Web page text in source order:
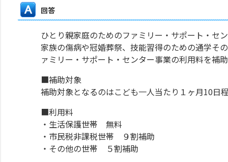
回答
ひとり親家庭のためのファミリー・サポート・セ
家族の傷病や冠婚葬祭、技能習得のための通学そ
ァミリー・サポート・センター事業の利用料を補
■補助対象
補助対象となるのはこども一人当たり１ヶ月10日
■利用料
・生活保護世帯 無料
・市民税非課税世帯 ９割補助
・その他の世帯 ５割補助